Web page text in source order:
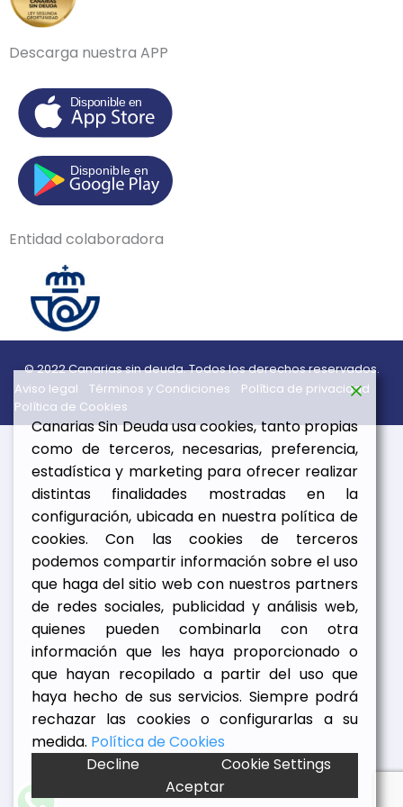
Descarga nuestra APP
Entidad colaboradora
© 2022 Canarias sin deuda. Todos los derechos reservados.
Aviso legal
Términos y Condiciones
Política de privacidad
Política de Cookies
Canarias Sin Deuda usa cookies, tanto propias
como de terceros, necesarias, preferencia,
estadística y marketing para ofrecer realizar
distintas finalidades mostradas en la
configuración, ubicada en nuestra política de
cookies. Con las cookies de terceros
podemos compartir información sobre el uso
que haga del sitio web con nuestros partners
de redes sociales, publicidad y análisis web,
quienes pueden combinarla con otra
información que les haya proporcionado o
que hayan recopilado a partir del uso que
haya hecho de sus servicios. Siempre podrá
rechazar las cookies o configurarlas a su
medida. Política de Cookies
Decline
Cookie Settings
Aceptar